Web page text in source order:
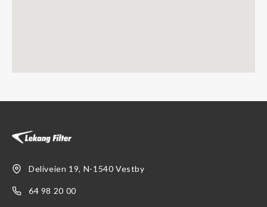
Deliveien 19, N-1540 Vestby
64 98 20 00